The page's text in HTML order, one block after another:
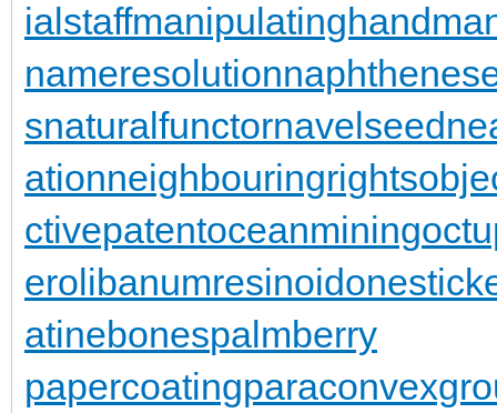
ialstaffmanipulatinghand
nameresolution
snaturalfunctornavelseed
ationneighbouringrights
ctivepatentoceanmining
erolibanumresinoid
atinebonespalmberry
papercoating